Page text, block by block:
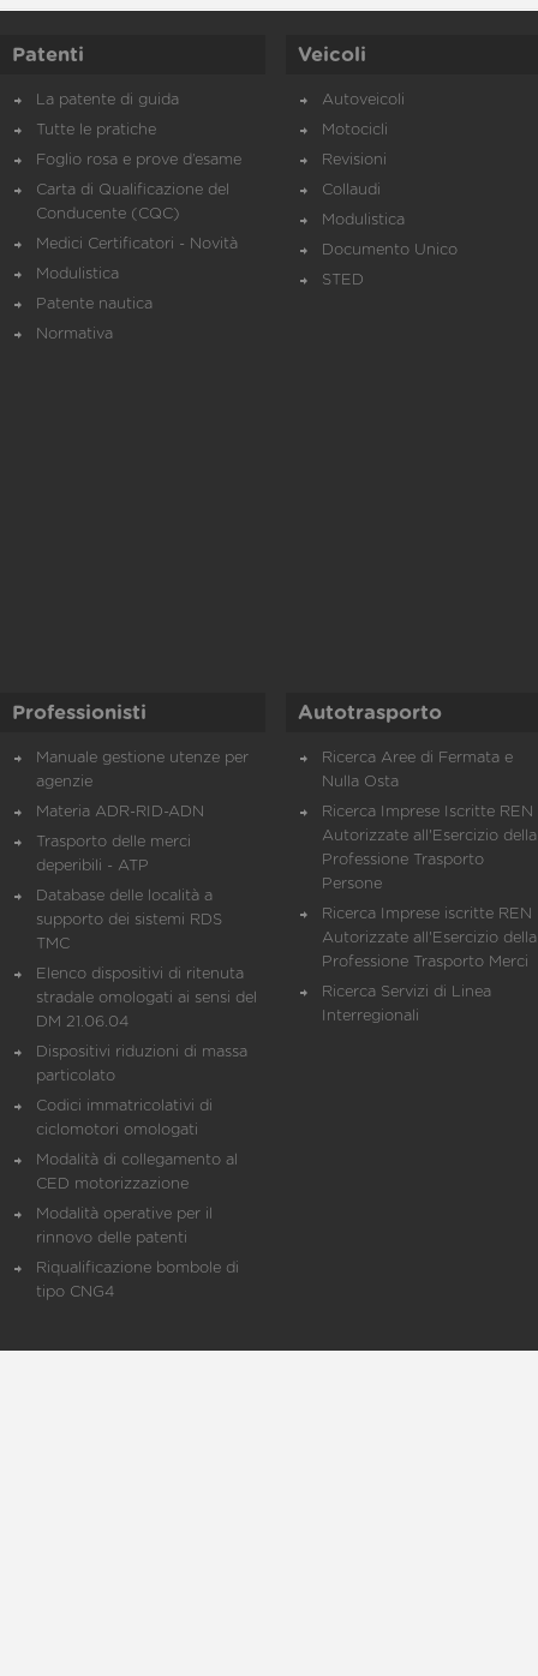
Patenti
La patente di guida
Tutte le pratiche
Foglio rosa e prove d’esame
Carta di Qualificazione del
Conducente (CQC)
Medici Certificatori - Novità
Modulistica
Patente nautica
Normativa
Veicoli
Autoveicoli
Motocicli
Revisioni
Collaudi
Modulistica
Documento Unico
STED
Professionisti
Manuale gestione utenze per
agenzie
Materia ADR-RID-ADN
Trasporto delle merci
deperibili - ATP
Database delle località a
supporto dei sistemi RDS
TMC
Elenco dispositivi di ritenuta
stradale omologati ai sensi del
DM 21.06.04
Dispositivi riduzioni di massa
particolato
Codici immatricolativi di
ciclomotori omologati
Modalità di collegamento al
CED motorizzazione
Modalità operative per il
rinnovo delle patenti
Riqualificazione bombole di
tipo CNG4
Autotrasporto
Ricerca Aree di Fermata e
Nulla Osta
Ricerca Imprese Iscritte REN
Autorizzate all'Esercizio della
Professione Trasporto
Persone
Ricerca Imprese iscritte REN
Autorizzate all'Esercizio della
Professione Trasporto Merci
Ricerca Servizi di Linea
Interregionali